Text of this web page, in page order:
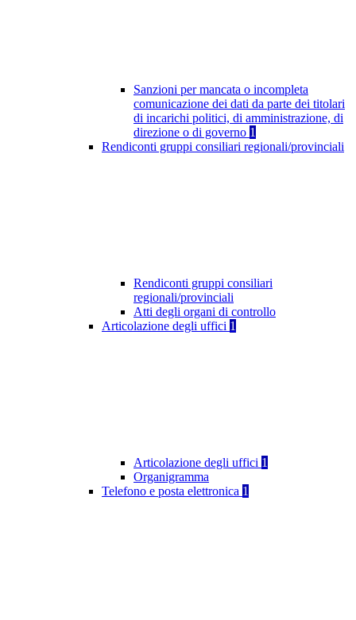
Sanzioni per mancata o incompleta
comunicazione dei dati da parte dei titolari
di incarichi politici, di amministrazione, di
direzione o di governo 1
Rendiconti gruppi consiliari regionali/provinciali
Rendiconti gruppi consiliari
regionali/provinciali
Atti degli organi di controllo
Articolazione degli uffici 1
Articolazione degli uffici 1
Organigramma
Telefono e posta elettronica 1